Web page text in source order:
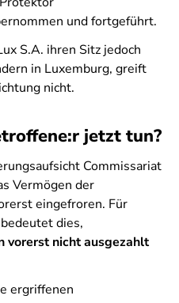
und fortgeführt.
S.A. ihren Sitz jedoch
in Luxemburg, greift
nicht.
jetzt tun?
Commissariat
Vermögen der
eingefroren. Für
dies,
vorerst nicht ausgezahlt
ergriffenen